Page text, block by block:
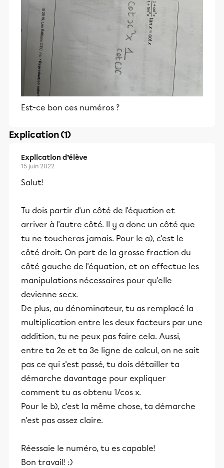
Est-ce bon ces numéros ?
Explication (1)
Explication d’élève
15 juin 2022
Salut!
Tu dois partir d'un côté de l'équation et
arriver à l'autre côté. Il y a donc un côté que
tu ne toucheras jamais. Pour le a), c'est le
côté droit. On part de la grosse fraction du
côté gauche de l'équation, et on effectue les
manipulations nécessaires pour qu'elle
devienne secx.
De plus, au dénominateur, tu as remplacé la
multiplication entre les deux facteurs par une
addition, tu ne peux pas faire cela. Aussi,
entre ta 2e et ta 3e ligne de calcul, on ne sait
pas ce qui s'est passé, tu dois détailler ta
démarche davantage pour expliquer
comment tu as obtenu 1/cos x.
Pour le b), c'est la même chose, ta démarche
n'est pas assez claire.
Réessaie le numéro, tu es capable!
Bon travail! :)